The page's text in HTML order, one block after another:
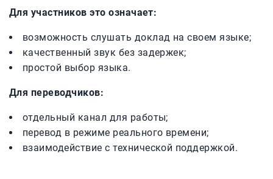
Для участников это означает:
возможность слушать доклад на своем языке;
качественный звук без задержек;
простой выбор языка.
Для переводчиков:
отдельный канал для работы;
перевод в режиме реального времени;
взаимодействие с технической поддержкой.